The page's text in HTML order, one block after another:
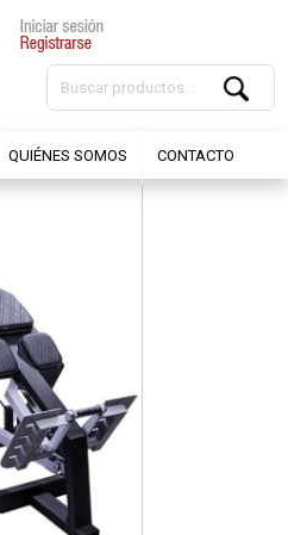
QUIÉNES SOMOS CONTACTO